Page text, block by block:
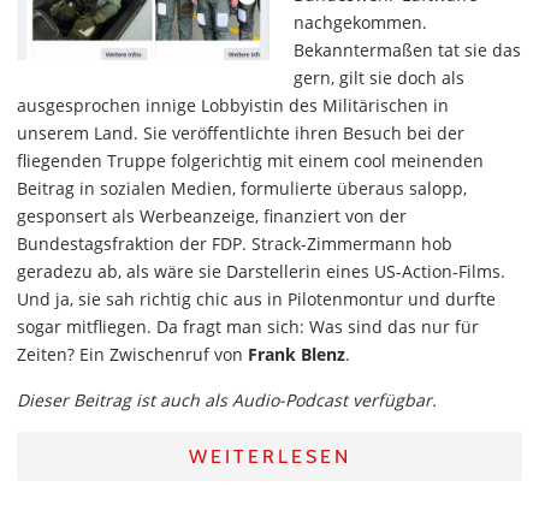
nachgekommen.
Bekanntermaßen tat sie das
gern, gilt sie doch als
ausgesprochen innige Lobbyistin des Militärischen in
unserem Land. Sie veröffentlichte ihren Besuch bei der
fliegenden Truppe folgerichtig mit einem cool meinenden
Beitrag in sozialen Medien, formulierte überaus salopp,
gesponsert als Werbeanzeige, finanziert von der
Bundestagsfraktion der FDP. Strack-Zimmermann hob
geradezu ab, als wäre sie Darstellerin eines US-Action-Films.
Und ja, sie sah richtig chic aus in Pilotenmontur und durfte
sogar mitfliegen. Da fragt man sich: Was sind das nur für
Zeiten? Ein Zwischenruf von Frank Blenz.
Dieser Beitrag ist auch als Audio-Podcast verfügbar.
WEITERLESEN